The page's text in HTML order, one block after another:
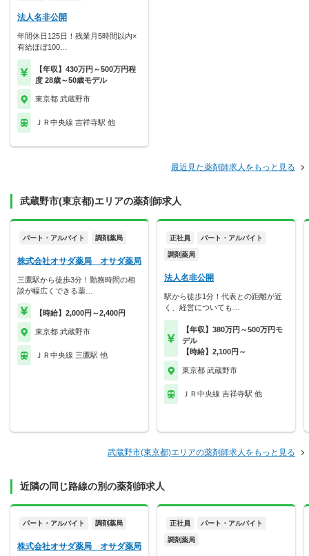
法人名非公開
年間休日125日！残業月5時間以内×
有給ほぼ100…
【年収】430万円～500万円程
度 28歳～50歳モデル
東京都 武蔵野市
ＪＲ中央線 吉祥寺駅 他
最近見た薬剤師求人をもっと見る
武蔵野市(東京都)エリアの薬剤師求人
パート・アルバイト 調剤薬局
株式会社オサダ薬局 オサダ薬局
三鷹駅から徒歩3分！勤務時間の相
談が幅広くできる薬…
【時給】2,000円～2,400円
東京都 武蔵野市
ＪＲ中央線 三鷹駅 他
正社員 パート・アルバイト
調剤薬局
法人名非公開
駅から徒歩1分！代表との距離が近
く、経営についても…
【年収】380万円～500万円モ
デル
【時給】2,100円～
東京都 武蔵野市
ＪＲ中央線 吉祥寺駅 他
武蔵野市(東京都)エリアの薬剤師求人をもっと見る
近隣の同じ路線の別の薬剤師求人
パート・アルバイト 調剤薬局
株式会社オサダ薬局 オサダ薬局
正社員 パート・アルバイト
調剤薬局